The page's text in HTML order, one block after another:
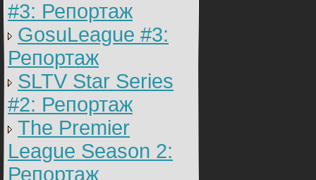
#3: Репортаж
GosuLeague #3:
Репортаж
SLTV Star Series
#2: Репортаж
The Premier
League Season 2:
Репортаж